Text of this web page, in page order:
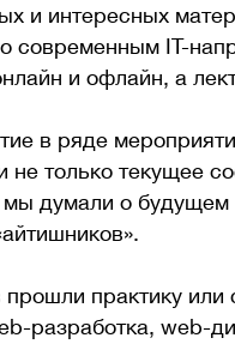
и интересных
современным IT-
и офлайн, а
в ряде
только текущее
думали о
практику
разработка, web-